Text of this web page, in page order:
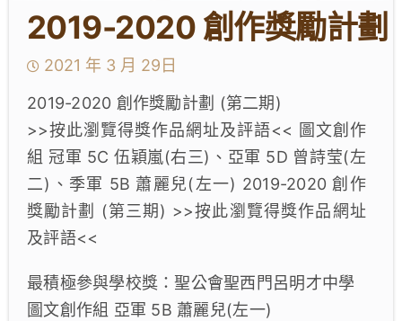
2019-2020 創作獎勵計劃
2021 年 3 月 29日
2019-2020 創作獎勵計劃 (第二期)
>>按此瀏覽得獎作品網址及評語<< 圖文創作
組 冠軍 5C 伍穎嵐(右三)、亞軍 5D 曾詩莹(左
二)、季軍 5B 蕭麗兒(左一) 2019-2020 創作
獎勵計劃 (第三期) >>按此瀏覽得獎作品網址
及評語<<
最積極參與學校獎：聖公會聖西門呂明才中學
圖文創作組 亞軍 5B 蕭麗兒(左一)